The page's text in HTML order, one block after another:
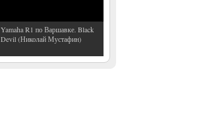
Yamaha R1 по Варшавке. Black
Devil (Николай Мустафин)